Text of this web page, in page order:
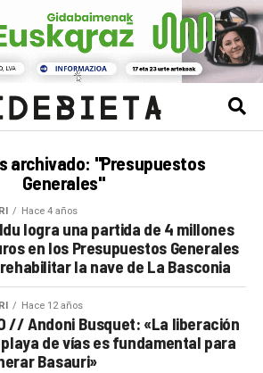
archivado: "Presupuestos
Generales"
Hace 4 años
logra una partida de 4 millones
en los Presupuestos Generales
la nave de La Basconia
Hace 12 años
// Andoni Busquet: «La liberación
de vías es fundamental para
Basauri»